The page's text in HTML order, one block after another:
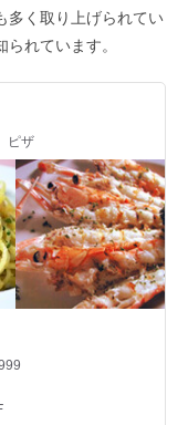
多く取り上げられてい
れています。
ピザ